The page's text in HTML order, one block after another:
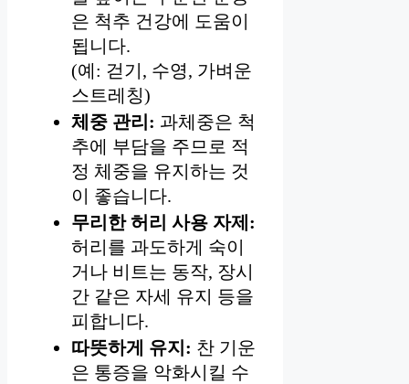
은 척추 건강에 도움이
됩니다.
(예: 걷기, 수영, 가벼운
스트레칭)
체중 관리: 과체중은 척
추에 부담을 주므로 적
정 체중을 유지하는 것
이 좋습니다.
무리한 허리 사용 자제:
허리를 과도하게 숙이
거나 비트는 동작, 장시
간 같은 자세 유지 등을
피합니다.
따뜻하게 유지: 찬 기운
은 통증을 악화시킬 수